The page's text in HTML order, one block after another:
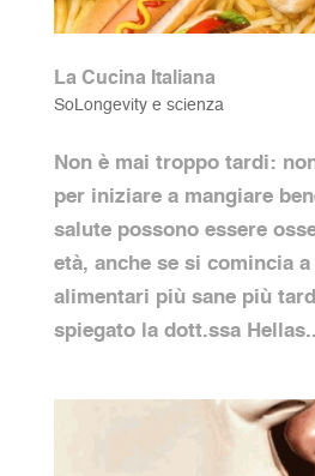
La Cucina Italiana
SoLongevity e scienza
Non è mai troppo tardi:
per iniziare a mangiare
salute possono essere
età, anche se si comincia
alimentari più sane più
spiegato la dott.ssa